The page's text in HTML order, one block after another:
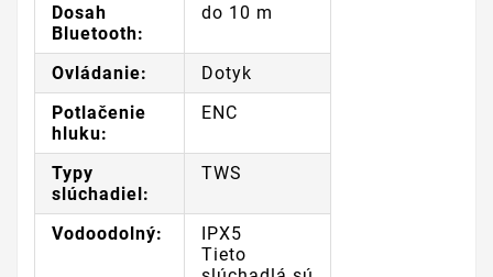
Dosah
Bluetooth:
do 10 m
Ovládanie:
Dotyk
Potlačenie
hluku:
ENC
Typy
slúchadiel:
TWS
Vodoodolný:
IPX5
Tieto